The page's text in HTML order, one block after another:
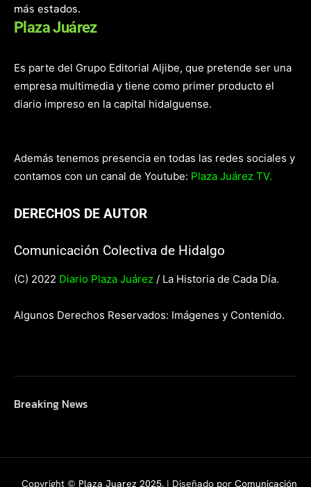
más estados.
Plaza Juárez
Es parte del Grupo Editorial Aljibe, que pretende ser una
empresa multimedia y tiene como primer producto el
diario impreso en la capital hidalguense.
Además tenemos presencia en todas las redes sociales y
contamos con un canal de Youtube: Plaza Juárez TV.
DERECHOS DE AUTOR
Comunicación Colectiva de Hidalgo
(C) 2022 Diario Plaza Juárez / La Historia de Cada Día.
Algunos Derechos Reservados: Imágenes y Contenido.
Breaking News
Copyright © Plaza Juarez 2025. | Diseñado por Comunicación